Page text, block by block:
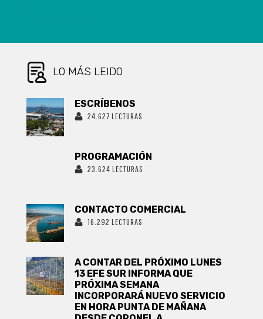
CENTENARIO
LO MÁS LEIDO
ESCRÍBENOS
24.627 LECTURAS
PROGRAMACIÓN
23.624 LECTURAS
CONTACTO COMERCIAL
16.292 LECTURAS
A CONTAR DEL PRÓXIMO LUNES
13 EFE SUR INFORMA QUE
PRÓXIMA SEMANA
INCORPORARÁ NUEVO SERVICIO
EN HORA PUNTA DE MAÑANA